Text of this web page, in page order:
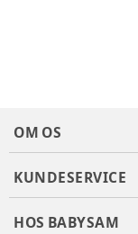
OM OS
KUNDESERVICE
HOS BABYSAM